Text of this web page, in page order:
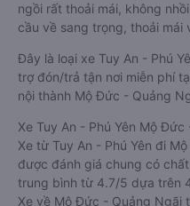
ngồi rất thoải mái, không
cầu về sang trọng, thoải mái
Đây là loại xe Tuy An - Phú
trợ đón/trả tận nơi miễn phí
nội thành Mộ Đức - Quảng
Xe Tuy An - Phú Yên Mộ
Xe từ Tuy An - Phú Yên đi
được đánh giá chung có
trung bình từ 4.7/5 dựa trên
Xe về Mộ Đức - Quảng Ngãi